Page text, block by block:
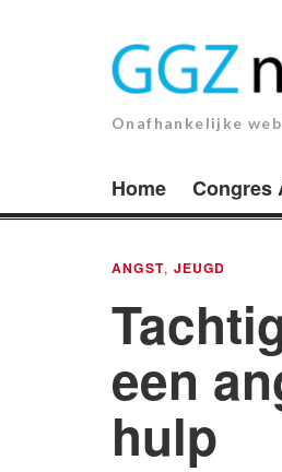
Onafhankelijke
Home Congres
ANGST, JEUGD
een
hulp